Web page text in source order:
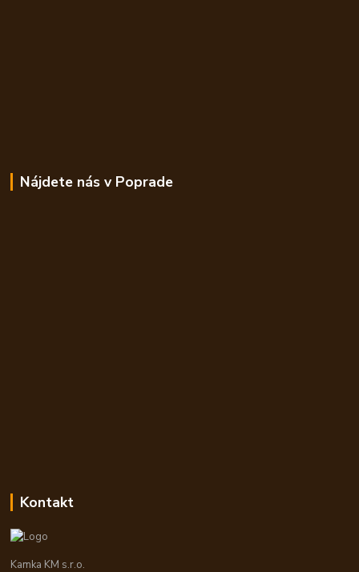
Nájdete nás v Poprade
Kontakt
Kamka KM s.r.o.